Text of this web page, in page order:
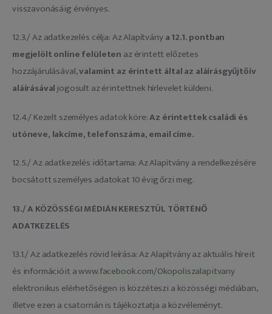
visszavonásáig érvényes.
12.3./ Az adatkezelés célja: Az Alapítványa 12.1. pontban
megjelölt online felületen az érintett előzetes
hozzájárulásával,valamint az érintett által az aláírásgyűjtőív
aláírásávaljogosult az érintettnek hírlevelet küldeni.
12.4./ Kezelt személyes adatok köre:Az érintettek családi és
utóneve, lakcíme, telefonszáma, email címe.
12.5./ Az adatkezelés időtartama: Az Alapítvány a rendelkezésére
bocsátott személyes adatokat 10 évig őrzi meg.
13./ A KÖZÖSSÉGI MÉDIÁN KERESZTÜL TÖRTÉNŐ
ADATKEZELÉS
13.1./ Az adatkezelés rövid leírása: Az Alapítvány az aktuális híreit
és információit awww.facebook.com/Okopoliszalapitvany
elektronikus elérhetőségen is közzéteszi a közösségi médiában,
illetve ezen a csatornán is tájékoztatja a közvéleményt.